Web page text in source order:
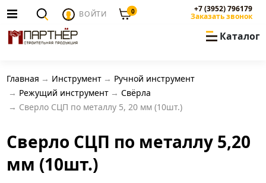
ВОЙТИ 0 +7 (3952) 796179
Заказать звонок
Каталог
Главная Инструмент
Ручной инструмент
Режущий инструмент
Свёрла
Сверло СЦП по металлу 5, 20 мм (10шт.)
Сверло СЦП по металлу 5,20
мм (10шт.)